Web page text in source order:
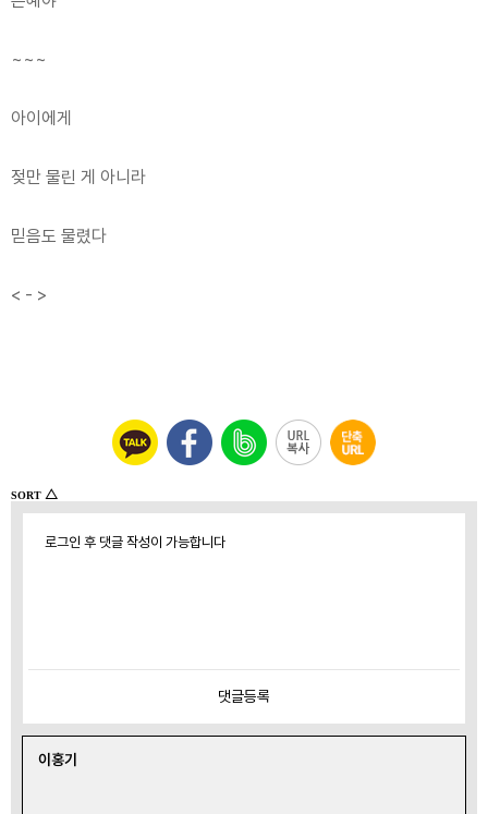
~~~
아이에게
젖만 물린 게 아니라
믿음도 물렸다
< - >
SORT △
로그인 후 댓글 작성이 가능합니다
댓글등록
이홍기